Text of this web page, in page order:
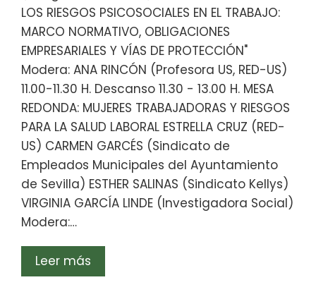
LOS RIESGOS PSICOSOCIALES EN EL TRABAJO:
MARCO NORMATIVO, OBLIGACIONES
EMPRESARIALES Y VÍAS DE PROTECCIÓN"
Modera: ANA RINCÓN (Profesora US, RED-US)
11.00-11.30 H. Descanso 11.30 - 13.00 H. MESA
REDONDA: MUJERES TRABAJADORAS Y RIESGOS
PARA LA SALUD LABORAL ESTRELLA CRUZ (RED-
US) CARMEN GARCÉS (Sindicato de
Empleados Municipales del Ayuntamiento
de Sevilla) ESTHER SALINAS (Sindicato Kellys)
VIRGINIA GARCÍA LINDE (Investigadora Social)
Modera:…
Leer más